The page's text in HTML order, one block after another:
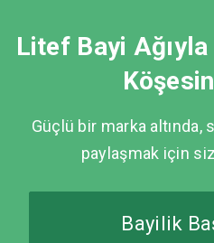
Litef Bayi
Güçlü bir marka
paylaşmak için
Bayilik